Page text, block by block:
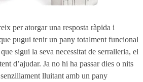
per atorgar una resposta ràpida i
pugui tenir un pany totalment funcional
sigui la seva necessitat de serralleria, el
d’ajudar. Ja no hi ha passar dies o nits
lluitant amb un pany